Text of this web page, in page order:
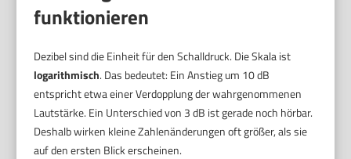
funktionieren
Dezibel sind die Einheit für den Schalldruck. Die Skala ist
logarithmisch. Das bedeutet: Ein Anstieg um 10 dB
entspricht etwa einer Verdopplung der wahrgenommenen
Lautstärke. Ein Unterschied von 3 dB ist gerade noch hörbar.
Deshalb wirken kleine Zahlenänderungen oft größer, als sie
auf den ersten Blick erscheinen.